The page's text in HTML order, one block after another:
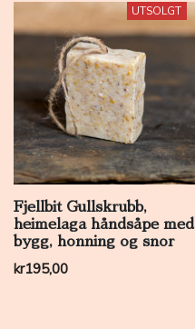
UTSOLGT
Fjellbit Gullskrubb,
heimelaga håndsåpe med
bygg, honning og snor
kr195,00